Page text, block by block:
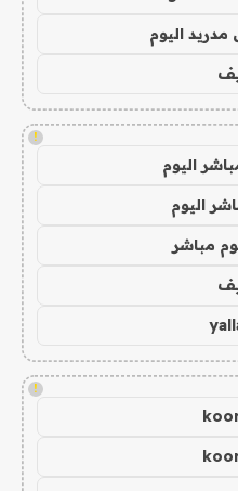
اليوم
!
اليوم
اليوم
مباشر
!